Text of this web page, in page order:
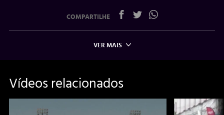
COMPARTILHE
VER MAIS
Vídeos relacionados